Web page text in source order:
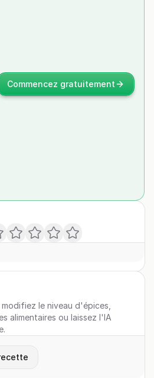
Commencez gratuitement
le niveau d'épices,
alimentaires ou laissez l'IA